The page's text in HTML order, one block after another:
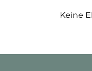
Keine